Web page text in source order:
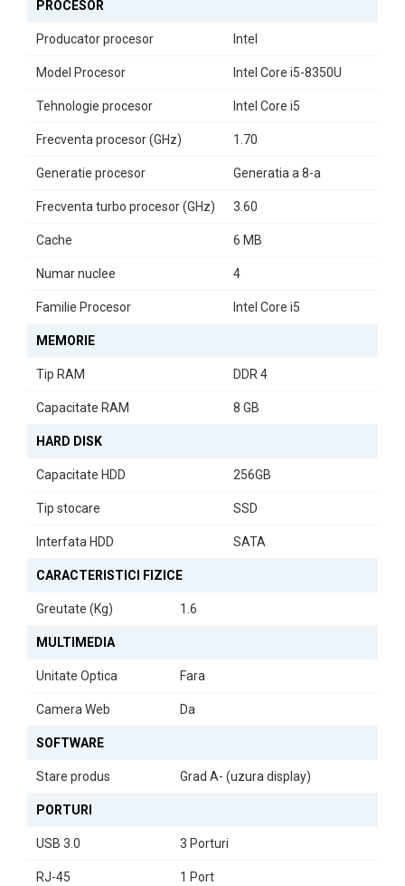
dovedește a fi un laptop fiabil și performant.
Nu lăsați să treacă ocazia de a experimenta un laptop care
și transformați-vă modul de lucru!
PROCESOR
Producator procesor Intel
Model Procesor Intel Core i5-8350U
Tehnologie procesor Intel Core i5
Frecventa procesor (GHz) 1.70
Generatie procesor Generatia a 8-a
Frecventa turbo procesor (GHz) 3.60
Cache 6 MB
Numar nuclee 4
Familie Procesor Intel Core i5
MEMORIE
Tip RAM DDR 4
Capacitate RAM 8 GB
HARD DISK
Capacitate HDD 256GB
Tip stocare SSD
Interfata HDD SATA
CARACTERISTICI FIZICE
Greutate (Kg) 1.6
MULTIMEDIA
Unitate Optica Fara
Camera Web Da
SOFTWARE
Stare produs Grad A- (uzura display)
PORTURI
USB 3.0 3 Porturi
RJ-45 1 Port